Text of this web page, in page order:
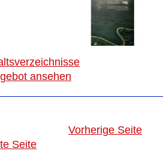
ansehen
Vorherige Seite
Seite